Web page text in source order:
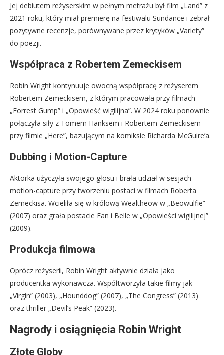
Jej debiutem reżyserskim w pełnym metrażu był film „Land” z
2021 roku, który miał premierę na festiwalu Sundance i zebrał
pozytywne recenzje, porównywane przez krytyków „Variety”
do poezji.
Współpraca z Robertem Zemeckisem
Robin Wright kontynuuje owocną współpracę z reżyserem
Robertem Zemeckisem, z którym pracowała przy filmach
„Forrest Gump” i „Opowieść wigilijna”. W 2024 roku ponownie
połączyła siły z Tomem Hanksem i Robertem Zemeckisem
przy filmie „Here”, bazującym na komiksie Richarda McGuire’a.
Dubbing i Motion-Capture
Aktorka użyczyła swojego głosu i brała udział w sesjach
motion-capture przy tworzeniu postaci w filmach Roberta
Zemeckisa. Wcieliła się w królową Wealtheow w „Beowulfie”
(2007) oraz grała postacie Fan i Belle w „Opowieści wigilijnej”
(2009).
Produkcja filmowa
Oprócz reżyserii, Robin Wright aktywnie działa jako
producentka wykonawcza. Współtworzyła takie filmy jak
„Virgin” (2003), „Hounddog” (2007), „The Congress” (2013)
oraz thriller „Devil’s Peak” (2023).
Nagrody i osiągnięcia Robin Wright
Złote Globy